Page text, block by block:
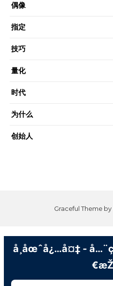
偶像
指定
技巧
量化
时代
为什么
创始人
Graceful Theme by